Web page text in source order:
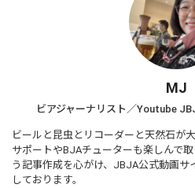
MJ
ビアジャーナリスト／Youtube
ビールと昆虫とリコーダーと天然石が
サポートやBJAチューターも楽しんで
う記事作成を心がけ、JBJA公式動画サ
しております。